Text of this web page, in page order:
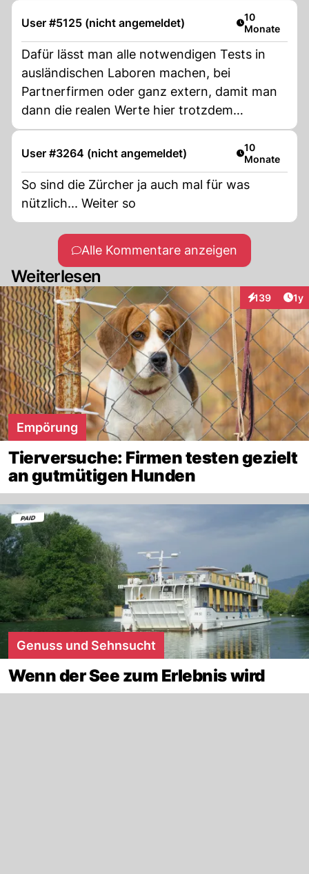
User #5125 (nicht angemeldet) Artikel
10
Monate
Dafür lässt man alle notwendigen Tests in
ausländischen Laboren machen, bei
Partnerfirmen oder ganz extern, damit man
dann die realen Werte hier trotzdem
verwenden kann, und sagen kann, WIR
haben in diesem Land keine Versuche an
Tieren gemacht. Dieses Spielchen kennen wir
doch bereits zur Genüge!
User #3264 (nicht angemeldet) Artikel
10
Monate
So sind die Zürcher ja auch mal für was
nützlich... Weiter so
Alle Kommentare anzeigen
Weiterlesen
139
Interaktionen
1y
Empörung
Tierversuche: Firmen testen gezielt
an gutmütigen Hunden
Genuss und Sehnsucht
Wenn der See zum Erlebnis wird